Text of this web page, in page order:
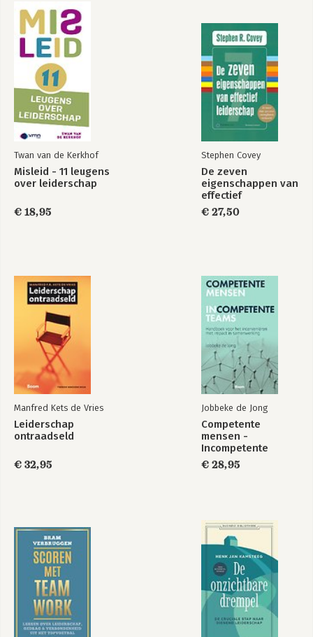
Psychologie voor
Managers
Macht!
Bekijk alle boeken
-A Day in Silence along the Umfelozi River - Boy van Droffelaar
-Listening is the New Leading - Turid Mastenbroek
-Reinventing the Way We Cooperate - Philip Lomans
-Epilogue - Twan van de Kerkhof
Sources of Inspiration
Twan van de Kerkhof
Misleid - 11 leugens
over leiderschap
€ 18,95
Stephen Covey
De zeven
eigenschappen van
effectief
leiderschap
€ 27,50
Manfred Kets de Vries
Leiderschap
ontraadseld
€ 32,95
Jobbeke de Jong
Competente
mensen -
Incompetente
teams
€ 28,95